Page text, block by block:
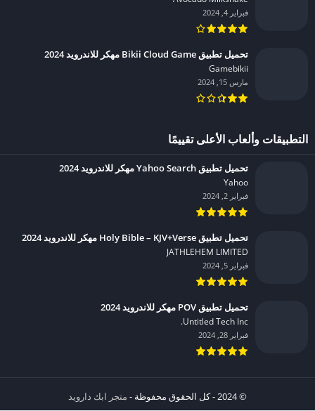
فبراير 4, 2024
تحميل تطبيق Bikii Cloud Game مهكر للاندرويد 2024
Gamebikii‏
مارس 15, 2024
التطبيقات وألعاب الأعلى تقييمًا
تحميل تطبيق Yahoo Search مهكر للاندرويد 2024
Yahoo‏
فبراير 2, 2024
تحميل تطبيق Holy Bible – KJV+Verse مهكر للاندرويد 2024
JATHLEHEM LIMITED‏
فبراير 5, 2024
تحميل تطبيق POV مهكر للاندرويد 2024
Untitled Tech Inc.‏
فبراير 28, 2024
© 2024 - كل الحقوق محفوظة - متجر ابك دارويد